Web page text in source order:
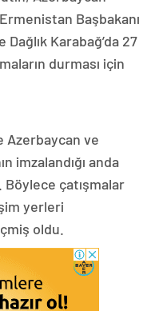
Başbakanı
Karabağ’da 27
durması için
Azerbaycan ve
imzalandığı anda
Böylece çatışmalar
yerleri
oldu.